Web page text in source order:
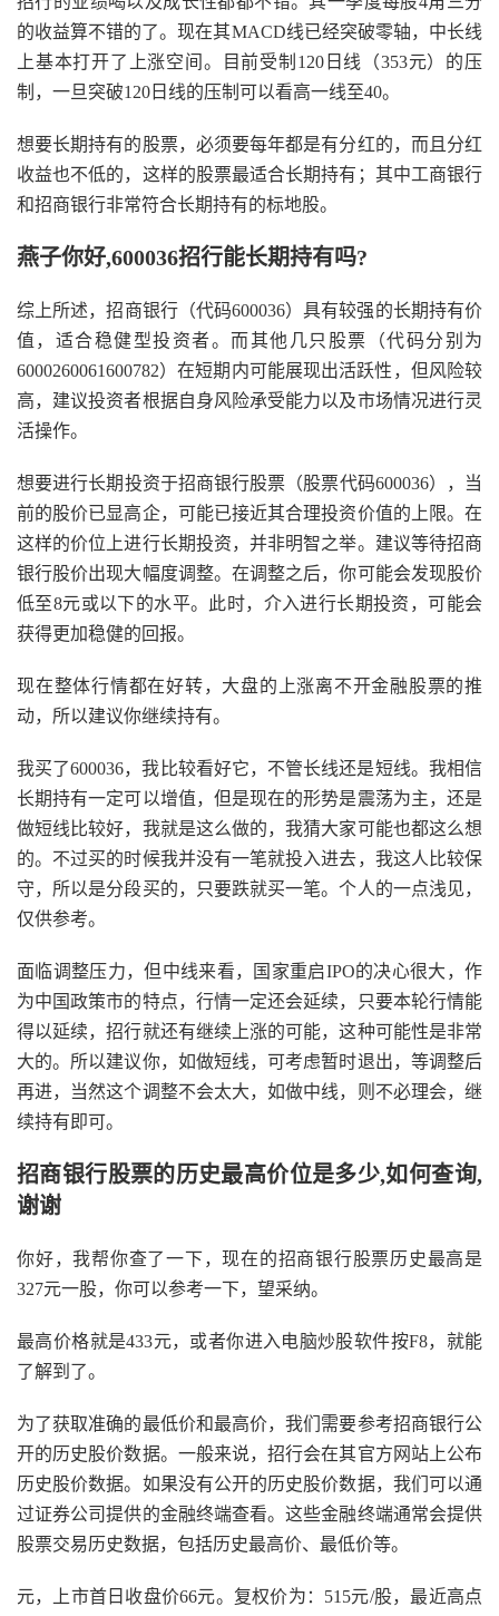
的收益算不错的了。现在其MACD线已经突破零轴，中长线
上基本打开了上涨空间。目前受制120日线（353元）的压
制，一旦突破120日线的压制可以看高一线至40。
想要长期持有的股票，必须要每年都是有分红的，而且分红
收益也不低的，这样的股票最适合长期持有；其中工商银行
和招商银行非常符合长期持有的标地股。
燕子你好,600036招行能长期持有吗?
综上所述，招商银行（代码600036）具有较强的长期持有价
值，适合稳健型投资者。而其他几只股票（代码分别为
6000260061600782）在短期内可能展现出活跃性，但风险较
高，建议投资者根据自身风险承受能力以及市场情况进行灵
活操作。
想要进行长期投资于招商银行股票（股票代码600036），当
前的股价已显高企，可能已接近其合理投资价值的上限。在
这样的价位上进行长期投资，并非明智之举。建议等待招商
银行股价出现大幅度调整。在调整之后，你可能会发现股价
低至8元或以下的水平。此时，介入进行长期投资，可能会
获得更加稳健的回报。
现在整体行情都在好转，大盘的上涨离不开金融股票的推
动，所以建议你继续持有。
我买了600036，我比较看好它，不管长线还是短线。我相信
长期持有一定可以增值，但是现在的形势是震荡为主，还是
做短线比较好，我就是这么做的，我猜大家可能也都这么想
的。不过买的时候我并没有一笔就投入进去，我这人比较保
守，所以是分段买的，只要跌就买一笔。个人的一点浅见，
仅供参考。
面临调整压力，但中线来看，国家重启IPO的决心很大，作
为中国政策市的特点，行情一定还会延续，只要本轮行情能
得以延续，招行就还有继续上涨的可能，这种可能性是非常
大的。所以建议你，如做短线，可考虑暂时退出，等调整后
再进，当然这个调整不会太大，如做中线，则不必理会，继
续持有即可。
招商银行股票的历史最高价位是多少,如何查询,
谢谢
你好，我帮你查了一下，现在的招商银行股票历史最高是
327元一股，你可以参考一下，望采纳。
最高价格就是433元，或者你进入电脑炒股软件按F8，就能
了解到了。
为了获取准确的最低价和最高价，我们需要参考招商银行公
开的历史股价数据。一般来说，招行会在其官方网站上公布
历史股价数据。如果没有公开的历史股价数据，我们可以通
过证券公司提供的金融终端查看。这些金融终端通常会提供
股票交易历史数据，包括历史最高价、最低价等。
元，上市首日收盘价66元。复权价为：515元/股，最近高点